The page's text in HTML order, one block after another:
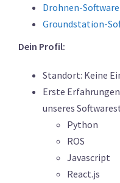
Drohnen-Software
Groundstation-
Dein Profil:
Standort: Keine
Erste
unseres
Python
ROS
Javascript
React.js